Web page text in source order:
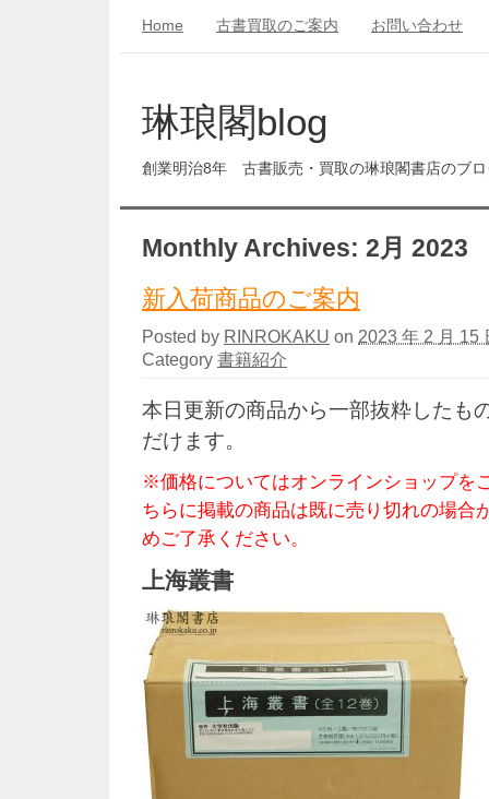
Home 古書買取のご案内 お問い合わせ
琳琅閣blog
創業明治8年 古書販売・買取の琳琅閣書店のブ
Monthly Archives: 2月 2023
新入荷商品のご案内
Posted by RINROKAKU on 2023 年 2 月 15
Category 書籍紹介
本日更新の商品から一部抜粋したも
だけます。
※価格についてはオンラインショップを
ちらに掲載の商品は既に売り切れの場合
めご了承ください。
上海叢書